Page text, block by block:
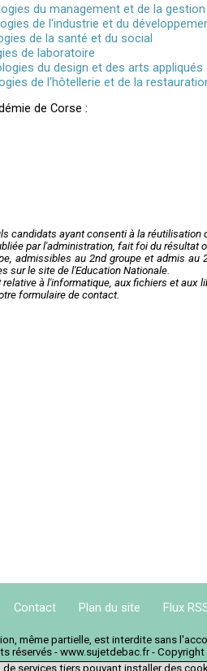
du management et de la gestion
de l'industrie et du
de la santé et du social
de laboratoire
du design et des arts appliqués
de l'hôtellerie et de la
de Corse :
candidats ayant consenti à la réutilisation
par l'administration, fait foi du résultat
admissibles au 2nd groupe et admis au
sur le site de l'Education Nationale.
à l'informatique, aux fichiers et aux
formulaire de contact.
Contact Plan du site Flux
même partielle, est interdite sans
réservés - www.sujetdebac.fr - Copyright
services tiers pouvant installer des